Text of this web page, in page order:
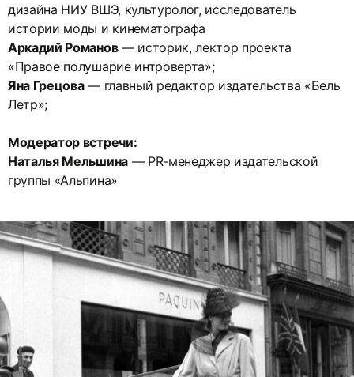
дизайна НИУ ВШЭ, культуролог, исследователь
Аркадий Романов— историк, лектор проекта
«Правое полушарие интроверта»;
Яна Грецова— главный редактор издательства «Бель
Летр»;
Модератор встречи:
Наталья Мельшина— PR-менеджер издательской
группы «Альпина»